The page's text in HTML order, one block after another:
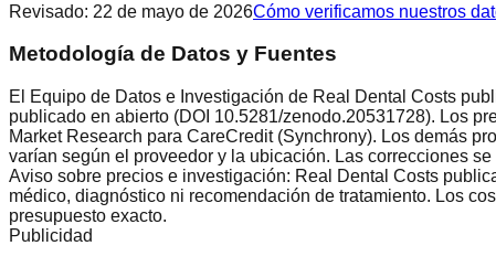
Revisado: 22 de mayo de 2026Cómo verificamos nuestros
Metodología de Datos y Fuentes
El Equipo de Datos e Investigación de Real Dental Costs
publicado en abierto (DOI 10.5281/zenodo.20531728). Los
Market Research para CareCredit (Synchrony). Los demás
varían según el proveedor y la ubicación. Las correcciones
Aviso sobre precios e investigación: Real Dental Costs
médico, diagnóstico ni recomendación de tratamiento. Los
presupuesto exacto.
Publicidad